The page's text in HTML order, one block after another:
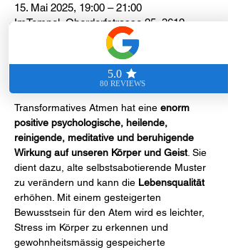
15. Mai 2025, 19:00 – 21:00
ImTempel, Oberdorfstrasse 25, 3612
Steffisburg, Schweiz
Summary Veranstaltung
Transformatives Atmen hat eine enorm
positive psychologische, heilende,
reinigende, meditative und beruhigende
Wirkung auf unseren Körper und Geist. Sie
dient dazu, alte selbstsabotierende Muster
zu verändern und kann die Lebensqualität
erhöhen. Mit einem gesteigerten
Bewusstsein für den Atem wird es leichter,
Stress im Körper zu erkennen und
gewohnheitsmässig gespeicherte